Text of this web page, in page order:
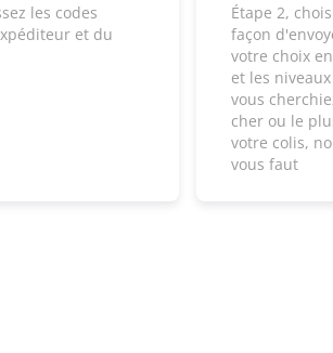
les codes
et du
Étape 2,
façon
votre choix
et les
vous
cher ou le
votre colis,
vous faut